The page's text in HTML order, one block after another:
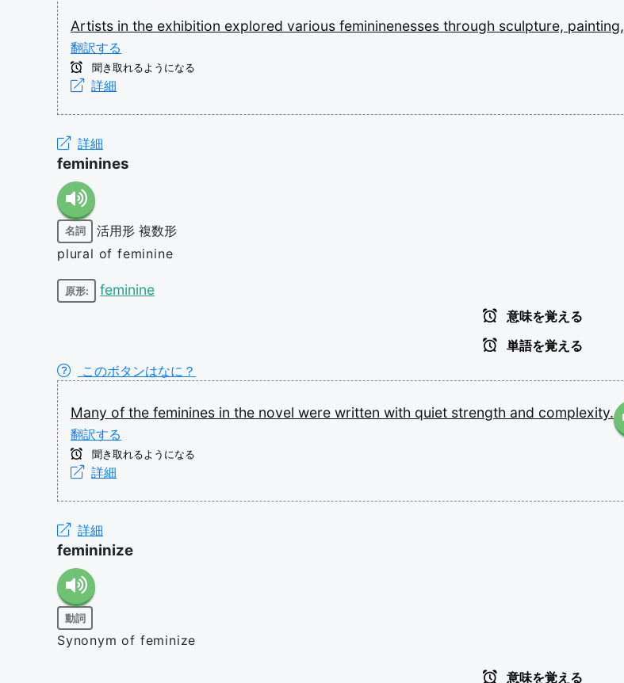
Artists in the exhibition explored various femininenesses through sculpture, painting,
翻訳する
聞き取れるようになる
詳細
詳細
feminines
名詞 活用形 複数形
plural of feminine
原形: feminine
意味を覚える
単語を覚える
このボタンはなに？
Many of the feminines in the novel were written with quiet strength and complexity.
翻訳する
聞き取れるようになる
詳細
詳細
femininize
動詞
Synonym of feminize
意味を覚える